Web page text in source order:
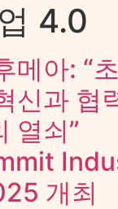
4.0
메아: “
신과 협
열쇠”
개최